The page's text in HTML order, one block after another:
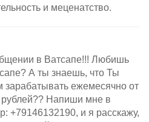
и меценатство.
в Ватсапе!!! Любишь
А ты знаешь, что Ты
ежемесячно от
рублей?? Напиши мне в
+79146132190, и я расскажу,